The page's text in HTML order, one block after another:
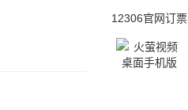
12306官网订票